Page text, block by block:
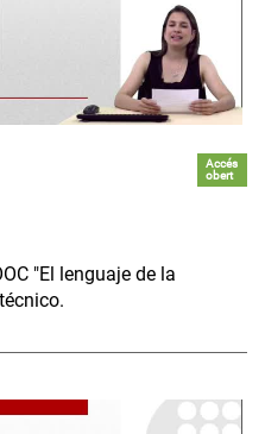
Accés
obert
"El lenguaje de la